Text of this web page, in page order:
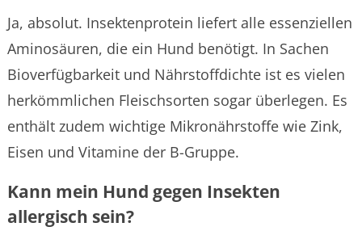
Ja, absolut. Insektenprotein liefert alle essenziellen
Aminosäuren, die ein Hund benötigt. In Sachen
Bioverfügbarkeit und Nährstoffdichte ist es vielen
herkömmlichen Fleischsorten sogar überlegen. Es
enthält zudem wichtige Mikronährstoffe wie Zink,
Eisen und Vitamine der B-Gruppe.
Kann mein Hund gegen Insekten
allergisch sein?